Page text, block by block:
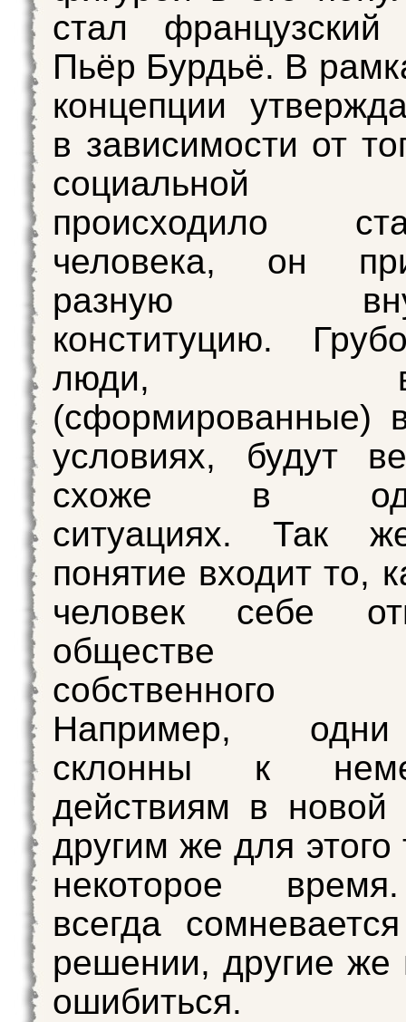
стал французский
Пьёр Бурдьё. В
концепции
в зависимости от
социальной
происходило
человека, он
разную
конституцию.
люди,
(сформированные)
условиях, будут
схоже в
ситуациях. Так
понятие входит то,
человек себе
обществе
собственного
Например,
склонны к
действиям в новой
другим же для этого
некоторое
всегда
решении, другие же
ошибиться.